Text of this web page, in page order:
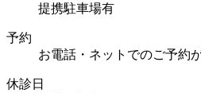
提携駐車場有
予約
お電話・ネットでのご予約
休診日